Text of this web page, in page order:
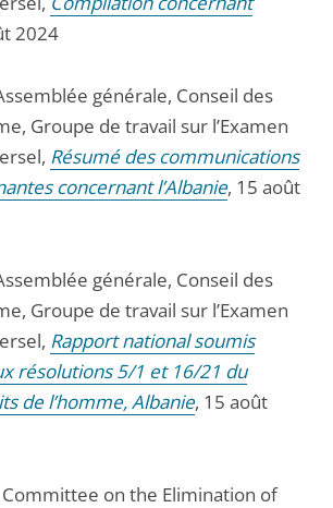
2024
générale, Conseil des
Groupe de travail sur l’Examen
Résumé des communications
concernant l’Albanie, 15 août
générale, Conseil des
Groupe de travail sur l’Examen
Rapport national soumis
résolutions 5/1 et 16/21 du
de l’homme, Albanie, 15 août
on the Elimination of